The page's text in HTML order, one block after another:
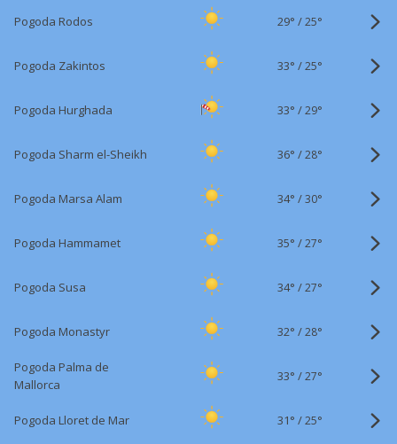
Pogoda Rodos 29° /25°
Pogoda Zakintos 33° /25°
Pogoda Hurghada 33° /29°
Pogoda Sharm el-Sheikh 36° /28°
Pogoda Marsa Alam 34° /30°
Pogoda Hammamet 35° /27°
Pogoda Susa 34° /27°
Pogoda Monastyr 32° /28°
Pogoda Palma de
Mallorca
33° /27°
Pogoda Lloret de Mar 31° /25°